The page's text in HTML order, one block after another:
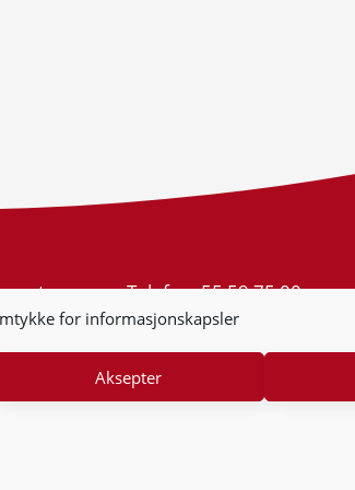
for informasjonskapsler
Aksepter
246
Telefon:55 59 75 00
E-post:post@kt.no
Nyhetsvarsel >>